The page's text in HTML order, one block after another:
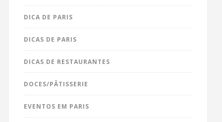
DICA DE PARIS
DICAS DE PARIS
DICAS DE RESTAURANTES
DOCES/PÂTISSERIE
EVENTOS EM PARIS